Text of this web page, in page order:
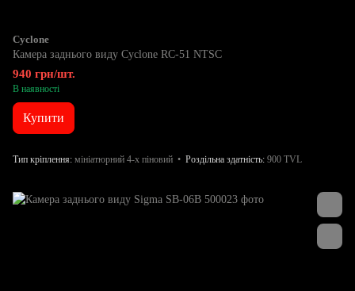
Cyclone
Камера заднього виду Cyclone RC-51 NTSC
940 грн/шт.
В наявності
Купити
Тип кріплення мініатюрний 4-х піновий Роздільна здатність 900 TVL